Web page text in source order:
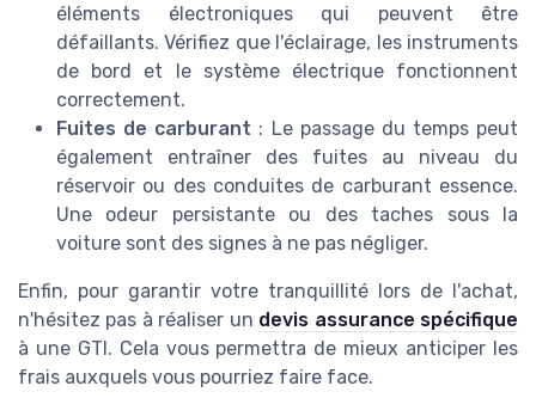
éléments électroniques qui peuvent être
défaillants. Vérifiez que l'éclairage, les instruments
de bord et le système électrique fonctionnent
correctement.
Fuites de carburant : Le passage du temps peut
également entraîner des fuites au niveau du
réservoir ou des conduites de carburant essence.
Une odeur persistante ou des taches sous la
voiture sont des signes à ne pas négliger.
Enfin, pour garantir votre tranquillité lors de l'achat,
n'hésitez pas à réaliser un devis assurance spécifique
à une GTI. Cela vous permettra de mieux anticiper les
frais auxquels vous pourriez faire face.